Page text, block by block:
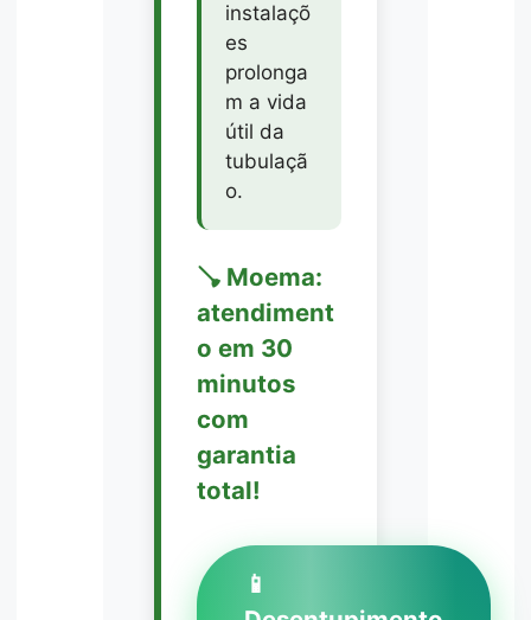
instalaçõ
es
prolonga
m a vida
útil da
tubulaçã
o.
🪠 Moema:
atendiment
o em 30
minutos
com
garantia
total!
📱